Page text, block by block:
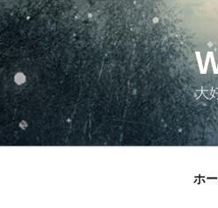
コ
ン
テ
ン
ツ
へ
ス
大
ホ